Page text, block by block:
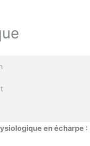
en écharpe :